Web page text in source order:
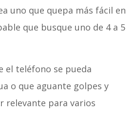
uno que quepa más fácil en
que busque uno de 4 a 5
el teléfono se pueda
o que aguante golpes y
relevante para varios